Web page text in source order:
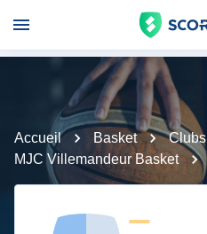
Accueil Basket Clubs
MJC Villemandeur Basket